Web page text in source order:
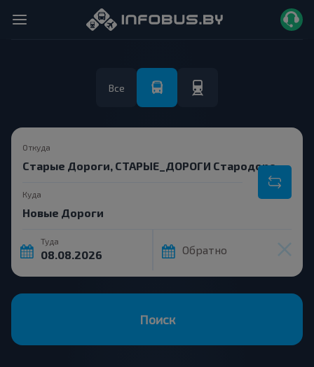
Все
Откуда
Куда
Туда
Обратно
Поиск